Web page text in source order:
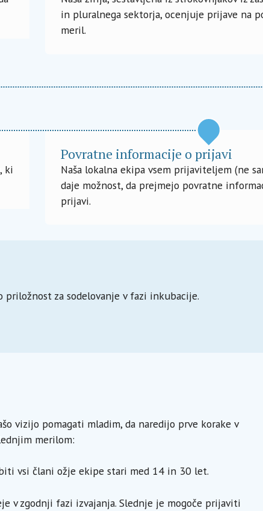
in pluralnega sektorja, ocenjuje prijave na
meril.
ki
Povratne informacije o prijavi
Naša lokalna ekipa vsem prijaviteljem (ne
daje možnost, da prejmejo povratne
prijavi.
priložnost za sodelovanje v fazi inkubacije.
vizijo pomagati mladim, da naredijo prve korake v
merilom:
vsi člani ožje ekipe stari med 14 in 30 let.
v zgodnji fazi izvajanja. Slednje je mogoče prijaviti